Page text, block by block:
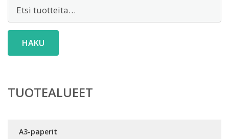
HAKU
TUOTEALUEET
A3-paperit